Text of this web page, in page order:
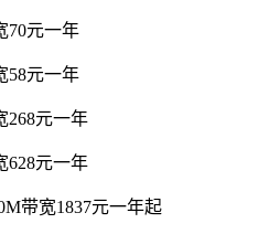
70元一年
58元一年
268元一年
628元一年
带宽1837元一年起